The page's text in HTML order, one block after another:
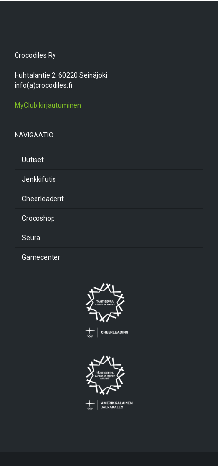
Crocodiles Ry
Huhtalantie 2, 60220 Seinäjoki
info(a)crocodiles.fi
MyClub kirjautuminen
NAVIGAATIO
Uutiset
Jenkkifutis
Cheerleaderit
Crocoshop
Seura
Gamecenter